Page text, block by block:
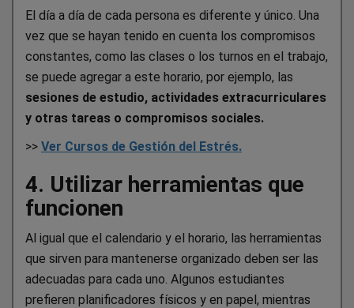
El día a día de cada persona es diferente y único. Una
vez que se hayan tenido en cuenta los compromisos
constantes, como las clases o los turnos en el trabajo,
se puede agregar a este horario, por ejemplo, las
sesiones de estudio, actividades extracurriculares
y otras tareas o compromisos sociales.
>> Ver Cursos de Gestión del Estrés.
4. Utilizar herramientas que
funcionen
Al igual que el calendario y el horario, las herramientas
que sirven para mantenerse organizado deben ser las
adecuadas para cada uno. Algunos estudiantes
prefieren planificadores físicos y en papel, mientras